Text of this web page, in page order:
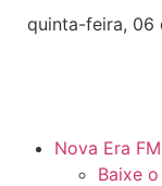
quinta-feira, 06
Nova Era FM
Baixe